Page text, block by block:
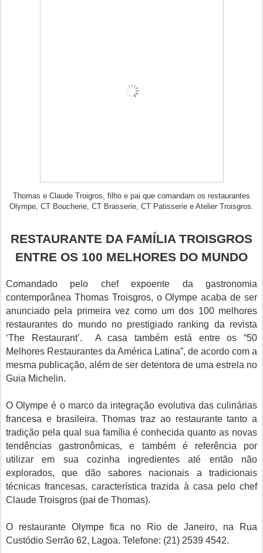
Thomas e Claude Troigros, filho e pai que comandam os restaurantes
Olympe, CT Boucherie, CT Brasserie, CT Patisserie e Atelier Troisgros.
RESTAURANTE DA FAMÍLIA TROISGROS
ENTRE OS 100 MELHORES DO MUNDO
Comandado pelo chef expoente da gastronomia
contemporânea Thomas Troisgros, o Olympe acaba de ser
anunciado pela primeira vez como um dos 100 melhores
restaurantes do mundo no prestigiado ranking da revista
‘The Restaurant’. A casa também está entre os “50
Melhores Restaurantes da América Latina”, de acordo com a
mesma publicação, além de ser detentora de uma estrela no
Guia Michelin.
O Olympe é o marco da integração evolutiva das culinárias
francesa e brasileira. Thomas traz ao restaurante tanto a
tradição pela qual sua família é conhecida quanto as novas
tendências gastronômicas, e também é referência por
utilizar em sua cozinha ingredientes até então não
explorados, que dão sabores nacionais a tradicionais
técnicas francesas, característica trazida à casa pelo chef
Claude Troisgros (pai de Thomas).
O restaurante Olympe fica no Rio de Janeiro, na Rua
Custódio Serrão 62, Lagoa. Telefone: (21) 2539 4542.